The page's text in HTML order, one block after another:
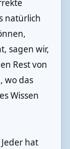
natürlich
sagen wir,
Rest von
wo das
Wissen
hat